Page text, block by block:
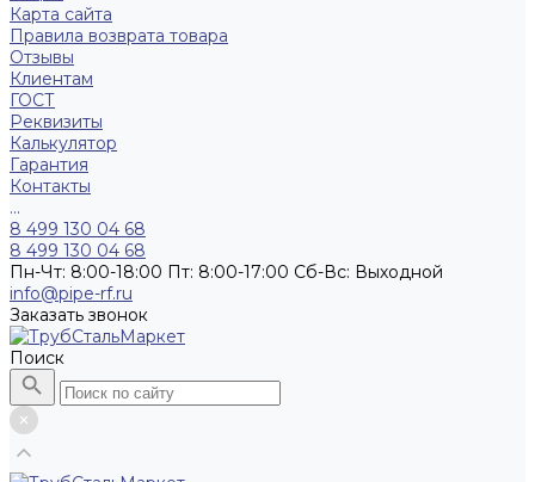
Карта сайта
Правила возврата товара
Отзывы
Клиентам
ГОСТ
Реквизиты
Калькулятор
Гарантия
Контакты
...
8 499 130 04 68
8 499 130 04 68
Пн-Чт: 8:00-18:00 Пт: 8:00-17:00 Сб-Вс: Выходной
info@pipe-rf.ru
Заказать звонок
Поиск